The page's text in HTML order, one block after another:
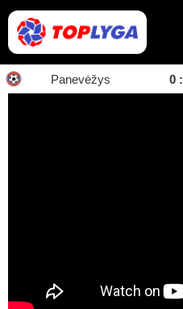
Panevėžys 0 :